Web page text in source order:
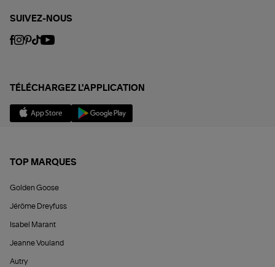
SUIVEZ-NOUS
TÉLÉCHARGEZ L'APPLICATION
TOP MARQUES
Golden Goose
Jérôme Dreyfuss
Isabel Marant
Jeanne Vouland
Autry